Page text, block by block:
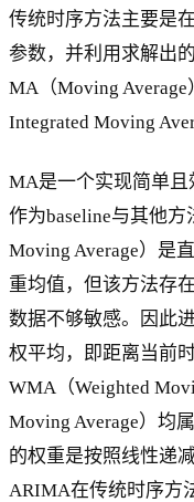
传统时序方法主要是
参数，并利用求解出
MA（Moving
Integrated Moving
MA是一个实现简单
作为baseline与其他
Moving Average）是
重均值，但该方法存
数据不够敏感。因此
权平均，即距离当前
WMA（Weighted
Moving Average）均
的权重是按照线性递
ARIMA在传统时序方